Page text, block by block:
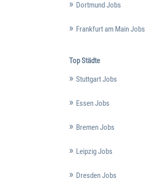
Dortmund Jobs
Frankfurt am Main Jobs
Top Städte
Stuttgart Jobs
Essen Jobs
Bremen Jobs
Leipzig Jobs
Dresden Jobs